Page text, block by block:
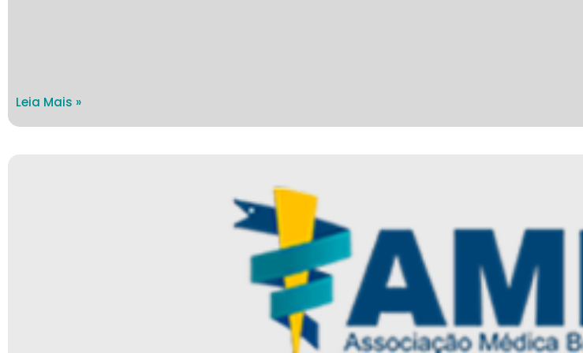
Leia Mais »